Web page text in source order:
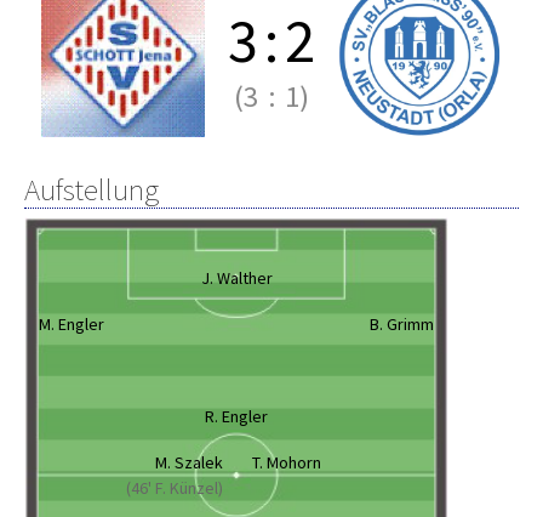
3:2
(3 : 1)
Aufstellung
J. Walther
M. Engler B. Grimm
R. Engler
M. Szalek
(46' F. Künzel)
T. Mohorn